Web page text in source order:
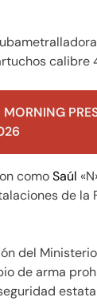
calibre
comoSaúl
de la
del
de arma